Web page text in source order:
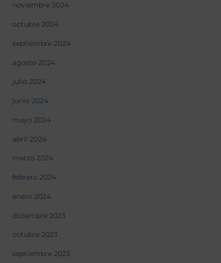
noviembre 2024
octubre 2024
septiembre 2024
agosto 2024
julio 2024
junio 2024
mayo 2024
abril 2024
marzo 2024
febrero 2024
enero 2024
diciembre 2023
octubre 2023
septiembre 2023